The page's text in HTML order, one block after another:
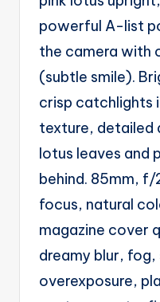
ts
powerful A-list
the camera with
(subtle smile).
crisp catchlights
texture, detailed
lotus leaves and
behind. 85mm, f/
focus, natural
magazine cover
dreamy blur,
overexposure,